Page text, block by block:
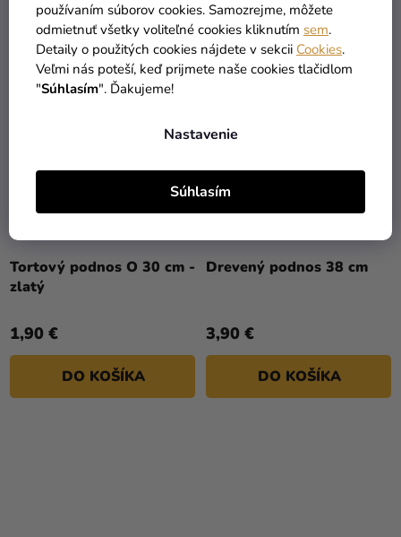
používaním súborov cookies. Samozrejme, môžete
odmietnuť všetky voliteľné cookies kliknutím sem.
Detaily o použitých cookies nájdete v sekcii Cookies.
Veľmi nás poteší, keď prijmete naše cookies tlačidlom
"Súhlasím". Ďakujeme!
Nastavenie
Súhlasím
DO KOŠÍKA DO KOŠÍKA
Tortový podnos O 30 cm -
zlatý
1,90 €
DO KOŠÍKA
Drevený podnos 38 cm
3,90 €
DO KOŠÍKA